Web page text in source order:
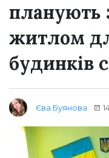
планують
житлом
будинків
Єва Буянова